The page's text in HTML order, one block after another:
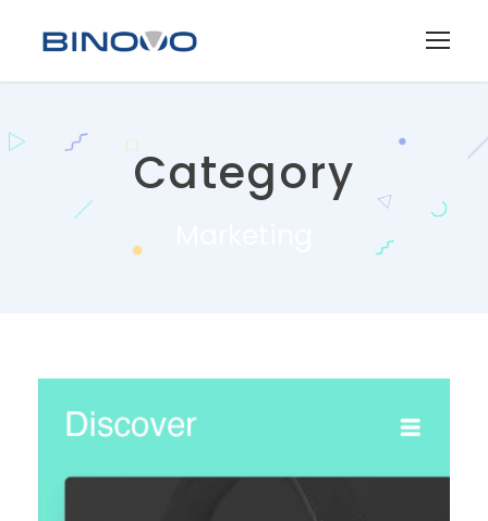
Category